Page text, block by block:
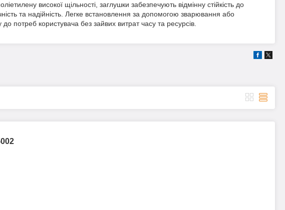
високої щільності, заглушки забезпечують відмінну стійкість до
та надійність. Легке встановлення за допомогою зварювання або
потреб користувача без зайвих витрат часу та ресурсів.